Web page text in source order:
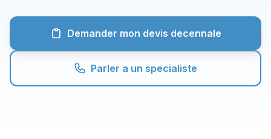
Demander mon devis decennale
Parler a un specialiste